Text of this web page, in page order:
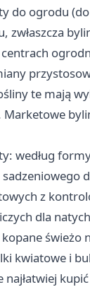
do ogrodu
zwłaszcza
centrach
te mają
według
sadzeniowego
z
dla
kopane
kwiatowe i
najłatwiej